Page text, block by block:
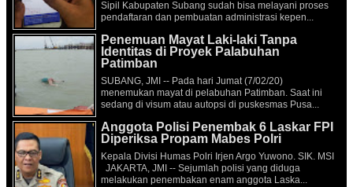
Sipil Kabupaten Subang sudah bisa melayani proses
pendaftaran dan pembuatan administrasi kepen...
Penemuan Mayat Laki-laki Tanpa
Identitas di Proyek Palabuhan
Patimban
SUBANG, JMI -- Pada hari Jumat (7/02/20)
menemukan mayat di pelabuhan Patimban. Saat ini
sedang di visum atau autopsi di puskesmas Pusa...
Anggota Polisi Penembak 6 Laskar FPI
Diperiksa Propam Mabes Polri
Kepala Divisi Humas Polri Irjen Argo Yuwono. SIK. MSI
JAKARTA, JMI -- Sejumlah polisi yang diduga
melakukan penembakan enam anggota Laska...